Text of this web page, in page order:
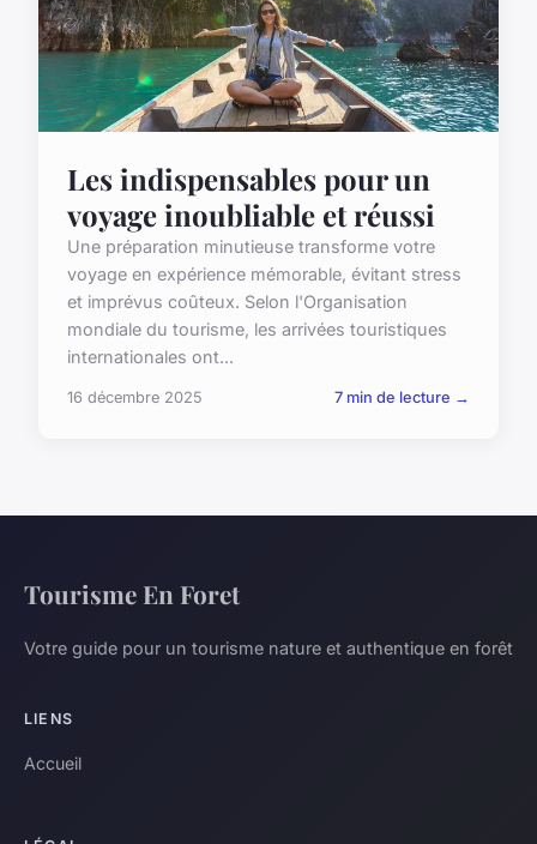
Les indispensables pour un
voyage inoubliable et réussi
Une préparation minutieuse transforme votre
voyage en expérience mémorable, évitant stress
et imprévus coûteux. Selon l'Organisation
mondiale du tourisme, les arrivées touristiques
internationales ont...
16 décembre 2025 7 min de lecture →
Tourisme En Foret
Votre guide pour un tourisme nature et authentique en forêt
LIENS
Accueil